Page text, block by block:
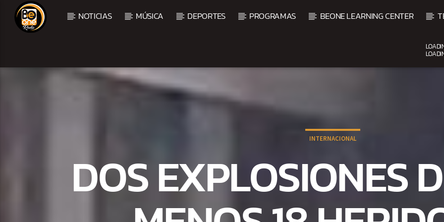
NOTICIAS MÚSICA DEPORTES PROGRAMAS BEONE LEARNING CENTER
CURRENT TRACK
INTERNACIONAL
DOS EXPLOSIONES